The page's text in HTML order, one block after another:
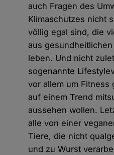
auch Fragen des
Klimaschutzes nicht
völlig egal sind, die
aus
leben. Und nicht
sogenannte
vor allem um Fitness
auf einem Trend
aussehen wollen.
alle von einer
Tiere, die nicht
und zu Wurst